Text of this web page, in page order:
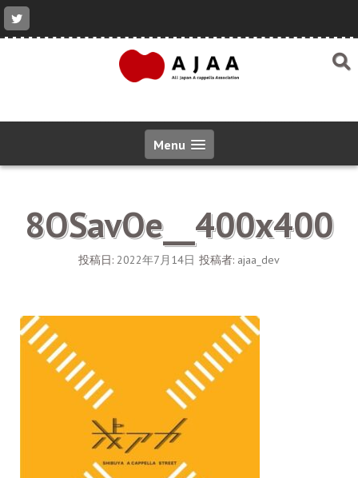
コ
テ
キ
Menu
8OSavOe__400x400
投稿日: 2022年7月14日 投稿者: ajaa_dev